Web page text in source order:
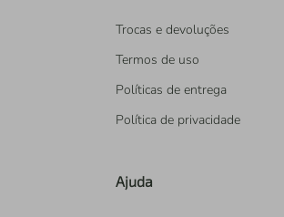
Trocas e devoluções
Termos de uso
Políticas de entrega
Política de privacidade
Ajuda